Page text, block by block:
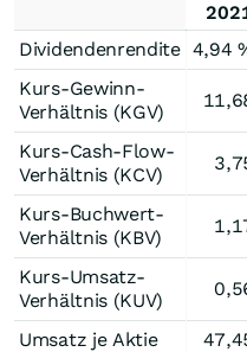
Dividendenrendite 4,94
Kurs-Gewinn-
Verhältnis (KGV)
Kurs-Cash-Flow-
Verhältnis (KCV)
Kurs-Buchwert-
Verhältnis (KBV)
Kurs-Umsatz-
Verhältnis (KUV)
Umsatz je Aktie